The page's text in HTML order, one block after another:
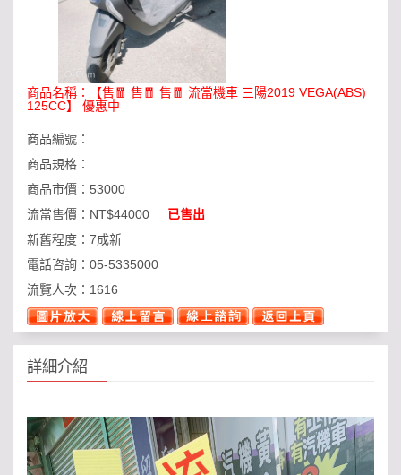
商品名稱：
【售🧧 售🧧 售🧧 流當機車 三陽2019 VEGA(ABS)
125CC】 優惠中
商品編號：
商品規格：
商品市價： 53000
流當售價： NT$44000
已售出
新舊程度： 7成新
電話咨詢： 05-5335000
流覽人次： 1616
詳細介紹